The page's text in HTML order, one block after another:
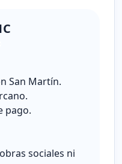
San Martín.
pago.
sociales ni